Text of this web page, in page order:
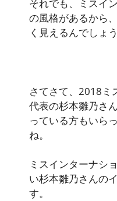
それでも、ミスイ
の風格があるから
く見えるんでしょう
さてさて、2018ミ
代表の杉本雛乃さ
っている方もいら
ね。
ミスインターナシ
い杉本雛乃さんの
す。